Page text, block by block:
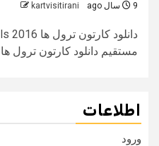
9 سال ago kartvisitirani
مستقیم دانلود کارتون ترول ها
اطلاعات
ورود